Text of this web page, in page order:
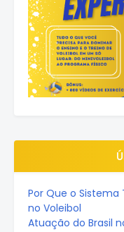
Por Que o
no Voleibol
Atuação do Brasil